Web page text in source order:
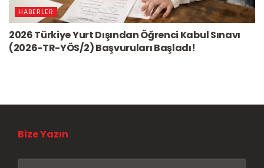
HABERLER
2026 Türkiye Yurt Dışından Öğrenci Kabul Sınavı
(2026-TR-YÖS/2) Başvuruları Başladı!
Bize Yazın